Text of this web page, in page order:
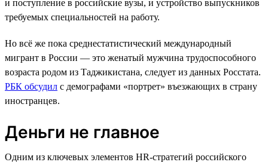
и поступление в российские вузы, и устройство выпускников
требуемых специальностей на работу.
Но всё же пока среднестатистический международный
мигрант в России — это женатый мужчина трудоспособного
возраста родом из Таджикистана, следует из данных Росстата.
РБК обсудил с демографами «портрет» въезжающих в страну
иностранцев.
Деньги не главное
Одним из ключевых элементов HR-стратегий российского